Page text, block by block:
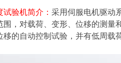
试验机简介： 采用伺服电机驱动
围，对载荷、变形、位移的测量
的自动控制试验，并有低周载